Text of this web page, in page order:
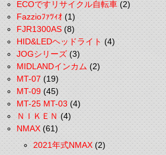
ECOですリサイクル自転車(2)
Fazzioﾌｧﾂｨｵ(1)
FJR1300AS(8)
HID&LEDヘッドライト(4)
JOGシリーズ(3)
MIDLANDインカム(2)
MT-07(19)
MT-09(45)
MT-25 MT-03(4)
ＮＩＫＥＮ(4)
NMAX(61)
2021年式NMAX(2)